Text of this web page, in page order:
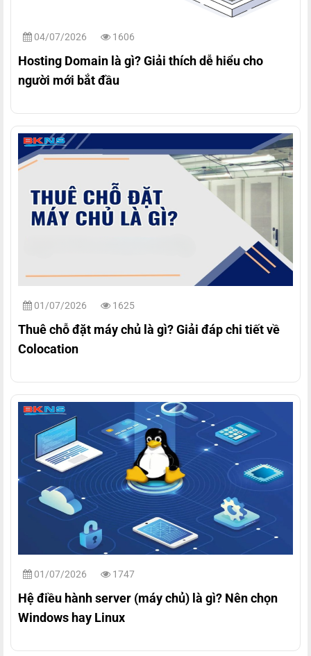
04/07/2026 1606
Hosting Domain là gì? Giải thích dễ hiểu cho
người mới bắt đầu
01/07/2026 1625
Thuê chỗ đặt máy chủ là gì? Giải đáp chi tiết về
Colocation
01/07/2026 1747
Hệ điều hành server (máy chủ) là gì? Nên chọn
Windows hay Linux